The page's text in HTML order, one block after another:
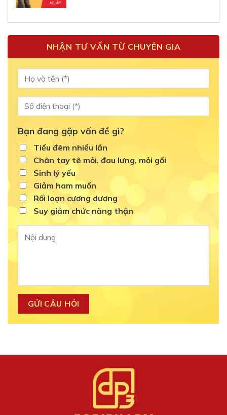
NHẬN TƯ VẤN TỪ CHUYÊN GIA
Bạn đang gặp vấn đề gì?
Tiểu đêm nhiều lần
Chân tay tê mỏi, đau lưng, mỏi gối
Sinh lý yếu
Giảm ham muốn
Rối loạn cương dương
Suy giảm chức năng thận